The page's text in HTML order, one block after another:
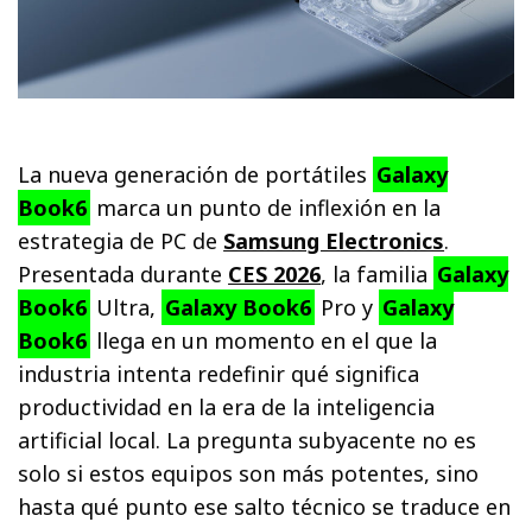
La nueva generación de portátiles Galaxy
Book6 marca un punto de inflexión en la
estrategia de PC de Samsung Electronics.
Presentada durante CES 2026, la familia Galaxy
Book6 Ultra, Galaxy Book6 Pro y Galaxy
Book6 llega en un momento en el que la
industria intenta redefinir qué significa
productividad en la era de la inteligencia
artificial local. La pregunta subyacente no es
solo si estos equipos son más potentes, sino
hasta qué punto ese salto técnico se traduce en